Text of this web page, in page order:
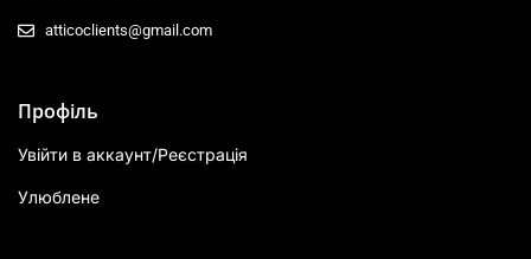
atticoclients@gmail.com
Профіль
Увійти в аккаунт/Реєстрація
Улюблене